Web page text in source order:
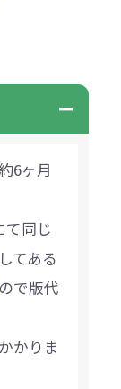
6ヶ月
て同じ
てある
で版代
かりま